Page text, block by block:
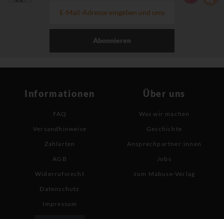
Abonnieren
Informationen
FAQ
Versandhinweise
Zahlarten
AGB
Widerrufsrecht
Datenschutz
Impressum
Über uns
Was wir machen
Geschichte
Ansprechpartner:innen
Jobs
zum Mabuse-Verlag